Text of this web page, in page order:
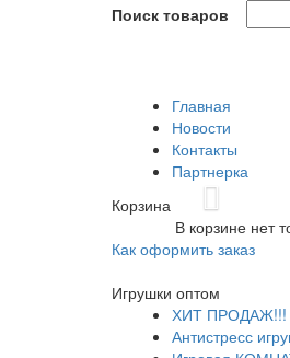
Поиск товаров
Главная
Новости
Контакты
Партнерка
Previous
Корзина
В корзине нет
Как оформить заказ
Игрушки оптом
ХИТ ПРОДАЖ!!!
Антистресс